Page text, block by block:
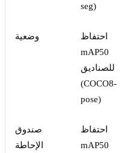
seg)
وضعية
احتفاظ
mAP50
للصناديق
(COCO8-
pose)
صندوق
الإحاطة
احتفاظ
mAP50